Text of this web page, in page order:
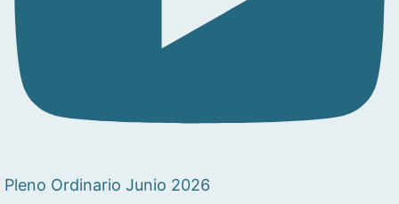
Pleno Ordinario Junio 2026